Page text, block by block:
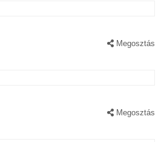
Megosztás
Megosztás